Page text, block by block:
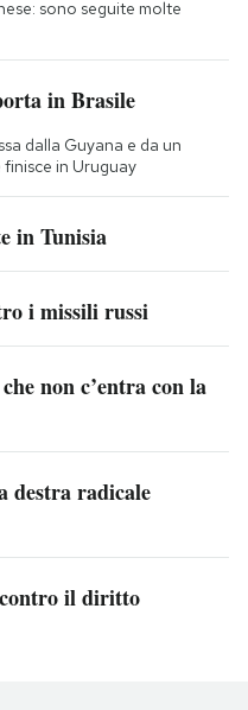
sono seguite molte
in Brasile
dalla Guyana e da un
in Uruguay
in Tunisia
i missili russi
non c’entra con la
destra radicale
il diritto